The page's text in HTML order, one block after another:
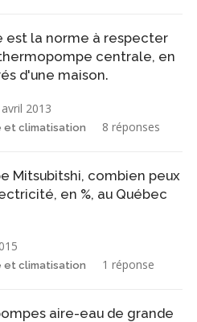
est la norme à respecter
centrale, en
d'une maison.
2013
et climatisation 8 réponses
Mitsubitshi, combien peux
en %, au Québec
et climatisation 1 réponse
aire-eau de grande